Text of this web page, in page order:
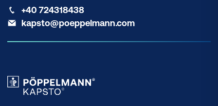
+40 724318438
kapsto@poeppelmann.com